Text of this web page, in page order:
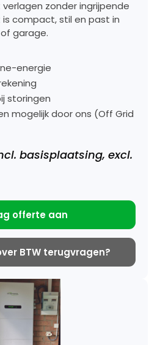
zonder ingrijpende
compact, stil en past in
garage.
energie
storingen
mogelijk door ons (Off Grid
basisplaatsing, excl.
offerte aan
BTW terugvragen?